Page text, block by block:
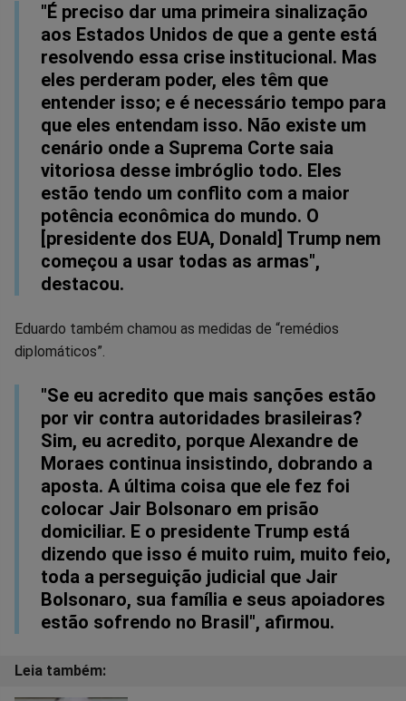
"É preciso dar uma primeira sinalização
aos Estados Unidos de que a gente está
resolvendo essa crise institucional. Mas
eles perderam poder, eles têm que
entender isso; e é necessário tempo para
que eles entendam isso. Não existe um
cenário onde a Suprema Corte saia
vitoriosa desse imbróglio todo. Eles
estão tendo um conflito com a maior
potência econômica do mundo. O
[presidente dos EUA, Donald] Trump nem
começou a usar todas as armas",
destacou.
Eduardo também chamou as medidas de “remédios
diplomáticos”.
"Se eu acredito que mais sanções estão
por vir contra autoridades brasileiras?
Sim, eu acredito, porque Alexandre de
Moraes continua insistindo, dobrando a
aposta. A última coisa que ele fez foi
colocar Jair Bolsonaro em prisão
domiciliar. E o presidente Trump está
dizendo que isso é muito ruim, muito feio,
toda a perseguição judicial que Jair
Bolsonaro, sua família e seus apoiadores
estão sofrendo no Brasil", afirmou.